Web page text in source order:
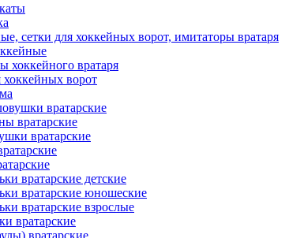
сетки для хоккейных ворот, имитаторы вратаря
хоккейного вратаря
хоккейных ворот
вратарские
вратарские
вратарские
вратарские детские
вратарские юношеские
вратарские взрослые
вратарские
вратарские